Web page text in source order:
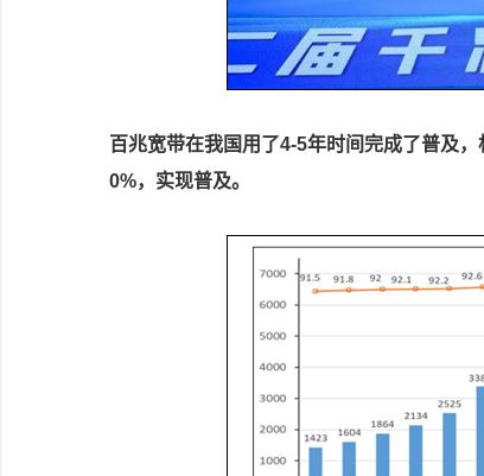
百兆宽带在我国用了4-5年时间完成了普及
0%，实现普及。